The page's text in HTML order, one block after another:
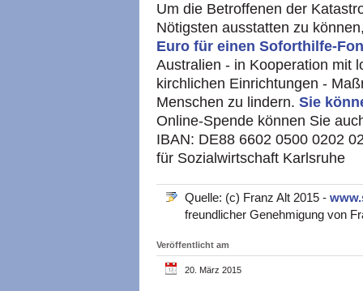
Um die Betroffenen der
Nötigsten ausstatten zu
Euro für einen Soforthilfe-
Australien - in Kooperation mit
kirchlichen Einrichtungen -
Menschen zu lindern. Sie
Online-Spende können Sie
IBAN: DE88 6602 0500 0202
für Sozialwirtschaft Karlsruhe
Quelle: (c) Franz Alt 2015 -
freundlicher Genehmigung von
Veröffentlicht am
20. März 2015